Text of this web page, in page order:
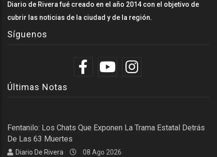
Diario de Rivera fué creado en el año 2014 con el objetivo de
cubrir las noticias de la ciudad y de la región.
Síguenos
Últimas Notas
Fentanilo: Los Chats Que Exponen La Trama Estatal Detrás
De Las 63 Muertes
Diario De Rivera 08 Ago 2026